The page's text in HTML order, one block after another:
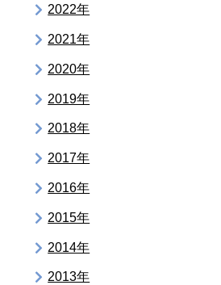
2022年
2021年
2020年
2019年
2018年
2017年
2016年
2015年
2014年
2013年